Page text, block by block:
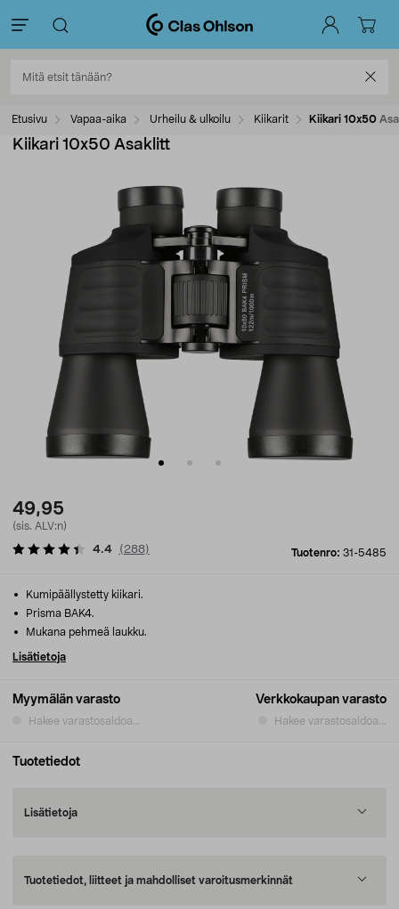
Etusivu Vapaa-aika Urheilu & ulkoilu Kiikarit Kiikari 10x50
Kiikari 10x50 Asaklitt
49,95
(sis. ALV:n)
Tuotenro: 31-5485
4.4 ( 288)
Myymälän varasto
Hakee varastosaldoa...
Verkkokaupan varasto
Hakee varastosaldoa...
Kumipäällystetty kiikari.
Prisma BAK4.
Mukana pehmeä laukku.
Lisätietoja
Tuotetiedot
Lisätietoja
Tuotetiedot, liitteet ja mahdolliset varoitusmerkinnät